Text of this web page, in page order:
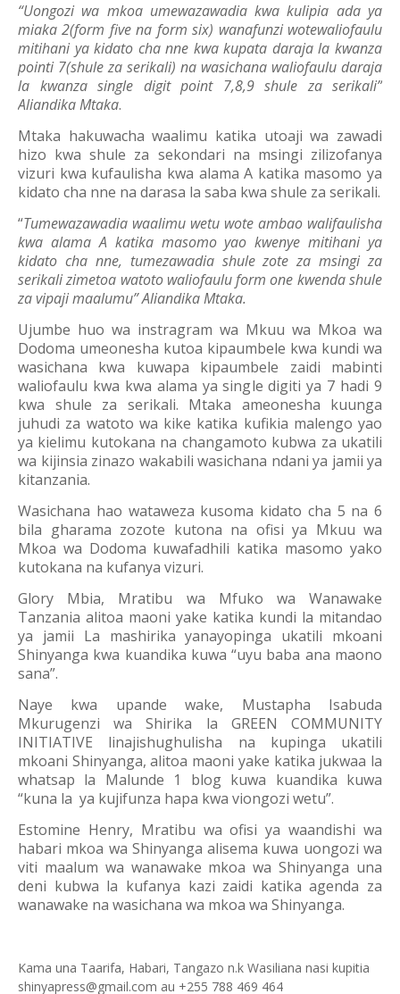
“Uongozi wa mkoa umewazawadia kwa kulipia ada ya
miaka 2(form five na form six) wanafunzi wotewaliofaulu
mitihani ya kidato cha nne kwa kupata daraja la kwanza
pointi 7(shule za serikali) na wasichana waliofaulu daraja
la kwanza single digit point 7,8,9 shule za serikali”
Aliandika Mtaka.
Mtaka hakuwacha waalimu katika utoaji wa zawadi
hizo kwa shule za sekondari na msingi zilizofanya
vizuri kwa kufaulisha kwa alama A katika masomo ya
kidato cha nne na darasa la saba kwa shule za serikali.
“Tumewazawadia waalimu wetu wote ambao walifaulisha
kwa alama A katika masomo yao kwenye mitihani ya
kidato cha nne, tumezawadia shule zote za msingi za
serikali zimetoa watoto waliofaulu form one kwenda shule
za vipaji maalumu” Aliandika Mtaka.
Ujumbe huo wa instragram wa Mkuu wa Mkoa wa
Dodoma umeonesha kutoa kipaumbele kwa kundi wa
wasichana kwa kuwapa kipaumbele zaidi mabinti
waliofaulu kwa kwa alama ya single digiti ya 7 hadi 9
kwa shule za serikali. Mtaka ameonesha kuunga
juhudi za watoto wa kike katika kufikia malengo yao
ya kielimu kutokana na changamoto kubwa za ukatili
wa kijinsia zinazo wakabili wasichana ndani ya jamii ya
kitanzania.
Wasichana hao wataweza kusoma kidato cha 5 na 6
bila gharama zozote kutona na ofisi ya Mkuu wa
Mkoa wa Dodoma kuwafadhili katika masomo yako
kutokana na kufanya vizuri.
Glory Mbia, Mratibu wa Mfuko wa Wanawake
Tanzania alitoa maoni yake katika kundi la mitandao
ya jamii La mashirika yanayopinga ukatili mkoani
Shinyanga kwa kuandika kuwa “uyu baba ana maono
sana”.
Naye kwa upande wake, Mustapha Isabuda
Mkurugenzi wa Shirika la GREEN COMMUNITY
INITIATIVE linajishughulisha na kupinga ukatili
mkoani Shinyanga, alitoa maoni yake katika jukwaa la
whatsap la Malunde 1 blog kuwa kuandika kuwa
“kuna la ya kujifunza hapa kwa viongozi wetu”.
Estomine Henry, Mratibu wa ofisi ya waandishi wa
habari mkoa wa Shinyanga alisema kuwa uongozi wa
viti maalum wa wanawake mkoa wa Shinyanga una
deni kubwa la kufanya kazi zaidi katika agenda za
wanawake na wasichana wa mkoa wa Shinyanga.
Kama una Taarifa, Habari, Tangazo n.k Wasiliana nasi kupitia
shinyapress@gmail.com au +255 788 469 464